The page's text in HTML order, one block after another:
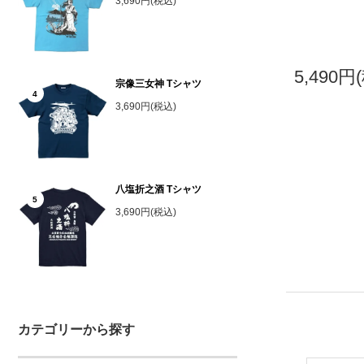
4
宗像三女神 Tシャツ
3,690円(税込)
5
八塩折之酒 Tシャツ
3,690円(税込)
カテゴリーから探す
5,490円